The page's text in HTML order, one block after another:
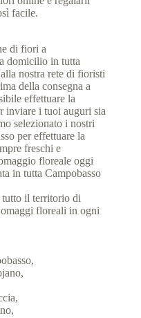
facile.
di fiori a
domicilio in tutta
nostra rete di fioristi
della consegna a
effettuare la
inviare i tuoi auguri sia
selezionato i nostri
per effettuare la
freschi e
floreale oggi
in tutta Campobasso
il territorio di
floreali in ogni